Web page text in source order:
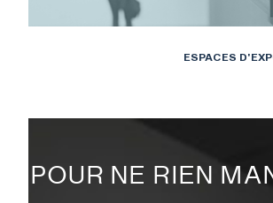
ESPACES
POUR NE RIEN